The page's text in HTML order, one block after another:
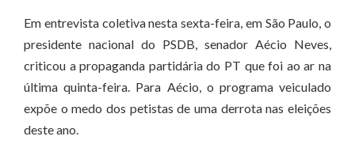
Em entrevista coletiva nesta sexta-feira, em São Paulo, o
presidente nacional do PSDB, senador Aécio Neves,
criticou a propaganda partidária do PT que foi ao ar na
última quinta-feira. Para Aécio, o programa veiculado
expõe o medo dos petistas de uma derrota nas eleições
deste ano.